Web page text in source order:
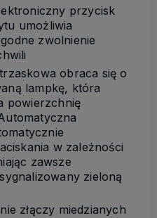
przycisk
umożliwia
zwolnienie
obraca się o
lampkę, która
powierzchnię
w zależności
zawsze
zieloną
złączy miedzianych